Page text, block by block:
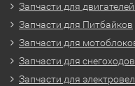
Запчасти для
Запчасти для Питбайков
Запчасти для
Запчасти для
Запчасти для